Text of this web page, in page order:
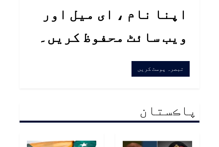
اپنا نام ، ای میل اور
ویب سائٹ محفوظ کریں۔
پاڪستان